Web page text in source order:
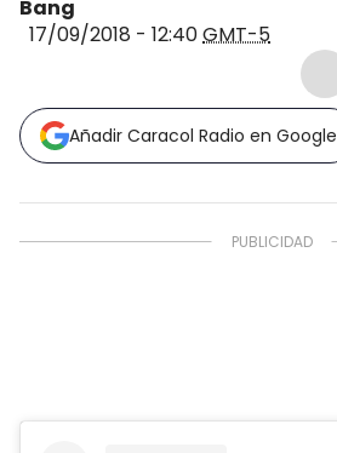
Bang
17/09/2018 - 12:40GMT-5
Añadir Caracol Radio en Google